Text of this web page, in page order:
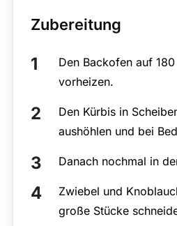
Zubereitung
Den Backofen auf
vorheizen.
Den Kürbis in
aushöhlen und bei
Danach nochmal in
Zwiebel und
große Stücke